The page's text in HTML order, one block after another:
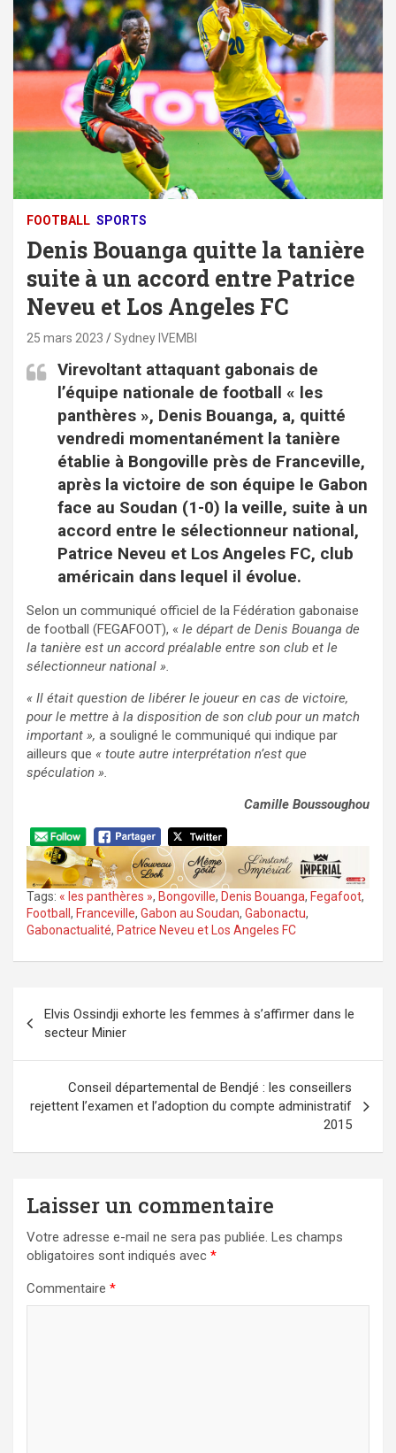
FOOTBALL SPORTS
Denis Bouanga quitte la tanière
suite à un accord entre Patrice
Neveu et Los Angeles FC
25 mars 2023 Sydney IVEMBI
Virevoltant attaquant gabonais de
l’équipe nationale de football « les
panthères », Denis Bouanga, a, quitté
vendredi momentanément la tanière
établie à Bongoville près de Franceville,
après la victoire de son équipe le Gabon
face au Soudan (1-0) la veille, suite à un
accord entre le sélectionneur national,
Patrice Neveu et Los Angeles FC, club
américain dans lequel il évolue.
Selon un communiqué officiel de la Fédération gabonaise
de football (FEGAFOOT), « le départ de Denis Bouanga de
la tanière est un accord préalable entre son club et le
sélectionneur national ».
« Il était question de libérer le joueur en cas de victoire,
pour le mettre à la disposition de son club pour un match
important », a souligné le communiqué qui indique par
ailleurs que « toute autre interprétation n’est que
spéculation ».
Camille Boussoughou
Tags: « les panthères », Bongoville, Denis Bouanga, Fegafoot,
Football , Franceville, Gabon au Soudan, Gabonactu,
Gabonactualité, Patrice Neveu et Los Angeles FC
de
l’article
Elvis Ossindji exhorte les femmes à s’affirmer dans le
secteur Minier
Conseil départemental de Bendjé : les conseillers
rejettent l’examen et l’adoption du compte administratif
2015
Laisser un commentaire
Votre adresse e-mail ne sera pas publiée. Les champs
obligatoires sont indiqués avec *
Commentaire *